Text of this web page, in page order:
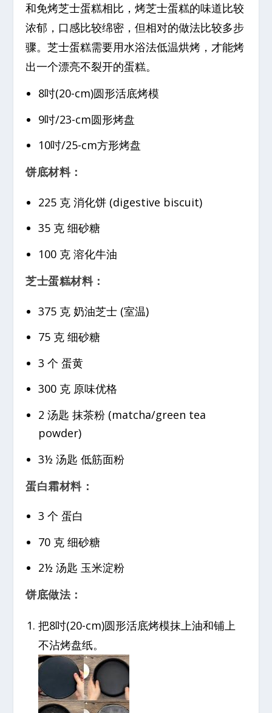
和免烤芝士蛋糕相比，烤芝士蛋糕的味道比较
浓郁，口感比较绵密，但相对的做法比较多步
骤。芝士蛋糕需要用水浴法低温烘烤，才能烤
出一个漂亮不裂开的蛋糕。
8吋(20-cm)圆形活底烤模
9吋/23-cm圆形烤盘
10吋/25-cm方形烤盘
饼底材料：
225 克 消化饼 (digestive biscuit)
35 克 细砂糖
100 克 溶化牛油
芝士蛋糕材料：
375 克 奶油芝士 (室温)
75 克 细砂糖
3 个 蛋黄
300 克 原味优格
2 汤匙 抹茶粉 (matcha/green tea
powder)
3½ 汤匙 低筋面粉
蛋白霜材料：
3 个 蛋白
70 克 细砂糖
2½ 汤匙 玉米淀粉
饼底做法：
把8吋(20-cm)圆形活底烤模抹上油和铺上
不沾烤盘纸。